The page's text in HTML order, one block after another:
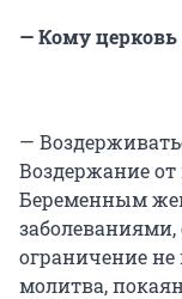
— Кому церковь
—
Воздержание от
Беременным
ограничение
молитва,